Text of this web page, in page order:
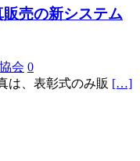
売の新システム
会 0
は、表彰式のみ販 […]